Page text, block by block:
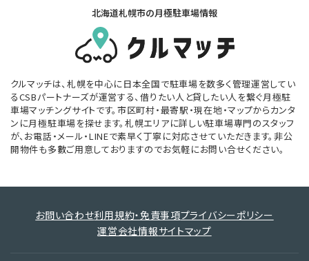
北海道札幌市の月極駐車場情報
クルマッチは、札幌を中心に日本全国で駐車場を数多く管理運営してい
るCSBパートナーズが運営する、借りたい人と貸したい人を繋ぐ月極駐
車場マッチングサイトです。市区町村・最寄駅・現在地・マップからカンタ
ンに月極駐車場を探せます。札幌エリアに詳しい駐車場専門のスタッフ
が、お電話・メール・LINEで素早く丁寧に対応させていただきます。非公
開物件も多數ご用意しておりますのでお気軽にお問い合せください。
お問い合わせ利用規約・免責事項プライバシーポリシー
運営会社情報サイトマップ